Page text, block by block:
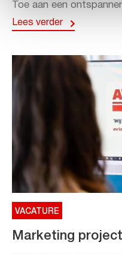
Toe aan een
Lees verder
VACATURE
Marketing